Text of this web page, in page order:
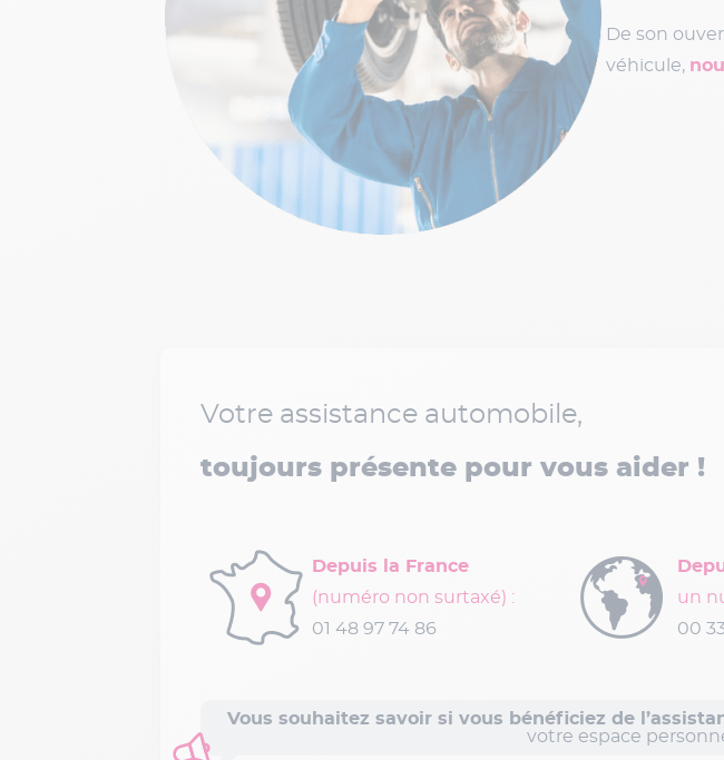
Vous
comme le
Votre assistance automobile,
toujours présente pour vous aider !
Depuis la France
(numéro non surtaxé) :
01 48 97 74 86
un
00
Vous souhaitez savoir si vous bénéficiez de
votre espace